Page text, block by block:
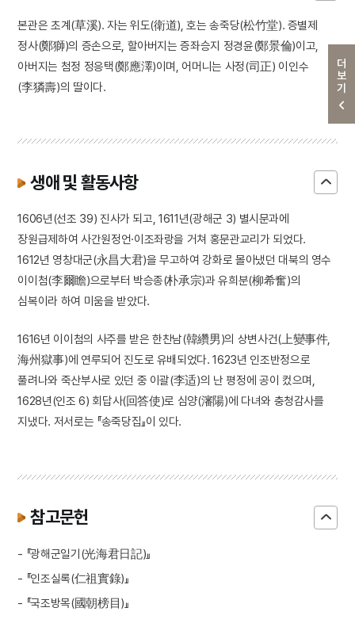
더보기
본관은 초계(草溪). 자는 위도(衛道), 호는 송죽당(松竹堂). 증별제
정사(鄭獅)의 증손으로, 할아버지는 증좌승지 정경윤(鄭景倫)이고,
아버지는 첨정 정응택(鄭應澤)이며, 어머니는 사정(司正) 이인수
(李獜壽)의 딸이다.
생애 및 활동사항
1606년(선조 39) 진사가 되고, 1611년(광해군 3) 별시문과에
장원급제하여 사간원정언·이조좌랑을 거쳐 홍문관교리가 되었다.
1612년 영창대군(永昌大君)을 무고하여 강화로 몰아냈던 대북의 영수
이이첨(李爾瞻)으로부터 박승종(朴承宗)과 유희분(柳希奮)의
심복이라 하여 미움을 받았다.
1616년 이이첨의 사주를 받은 한찬남(韓纘男)의 상변사건(上變事件,
海州獄事)에 연루되어 진도로 유배되었다. 1623년 인조반정으로
풀려나와 죽산부사로 있던 중 이괄(李适)의 난 평정에 공이 컸으며,
1628년(인조 6) 회답사(回答使)로 심양(瀋陽)에 다녀와 충청감사를
지냈다. 저서로는 『송죽당집』이 있다.
참고문헌
- 『광해군일기(光海君日記)』
- 『인조실록(仁祖實錄)』
- 『국조방목(國朝榜目)』